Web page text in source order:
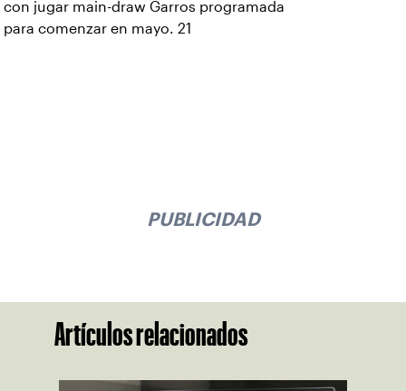
con jugar main-draw Garros programada
para comenzar en mayo. 21
PUBLICIDAD
Artículos relacionados